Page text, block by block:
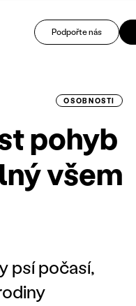
Podpořte nás
OSOBNOSTI
pohyb
všem
psí počasí,